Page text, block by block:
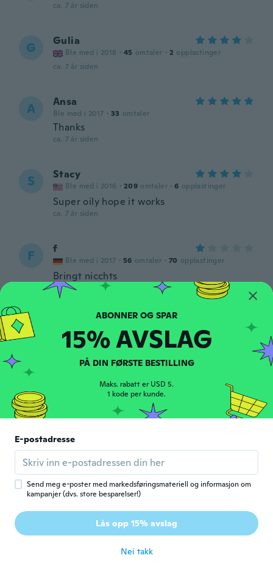
ca. 7 år siden
G Gulia
Ble med i 2018 · 45 omtaler · 2 opplastinger
ca. 7 år siden
A Ansa
Ble med i 2017 · 33 omtaler
Thanks
ca. 7 år siden
S Stacy
Ble med i 2016 · 209 omtaler · 6 opplastinger
Super oily hope it works
ca. 7 år siden
F f
Ble med i 2017 · 56 omtaler · 70 opplastinger
Bringt nicchts
ca. 7 år siden
友 Ble med i 2017 34 omtaler
ca. 7 år siden
E · 30 omtaler
B Bethany
Ble med i 2017 · 204 omtaler · 1 opplastinger
Arrived with some liquid leaking out
ca. 7 år siden
Ble med i 2014 · 12 omtaler · 3 opplastinger
15% AVSLAG
PÅ DIN FØRSTE BESTILLING
Maks. rabatt er USD 5.
1 kode per kunde.
E-postadresse
Send meg e-poster med markedsføringsmateriell og informasjon om
kampanjer (dvs. store besparelser!)
Lås opp 15% avslag
Nei takk